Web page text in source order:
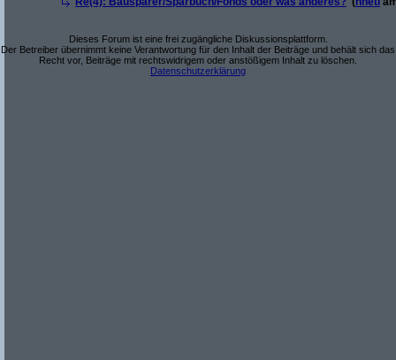
Dieses Forum ist eine frei zugängliche Diskussionsplattform.
Der Betreiber übernimmt keine Verantwortung für den Inhalt der Beiträge und behält sich das
Recht vor, Beiträge mit rechtswidrigem oder anstößigem Inhalt zu löschen.
Datenschutzerklärung